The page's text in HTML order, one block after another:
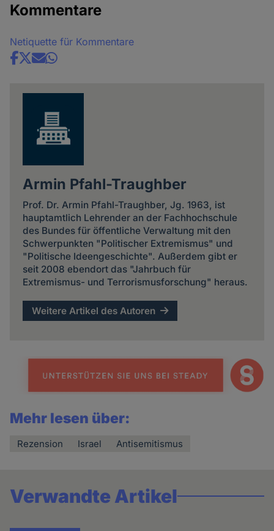
Kommentare
Netiquette für Kommentare
Share
Armin Pfahl-Traughber
Prof. Dr. Armin Pfahl-Traughber, Jg. 1963, ist
hauptamtlich Lehrender an der Fachhochschule
des Bundes für öffentliche Verwaltung mit den
Schwerpunkten "Politischer Extremismus" und
"Politische Ideengeschichte". Außerdem gibt er
seit 2008 ebendort das "Jahrbuch für
Extremismus- und Terrorismusforschung" heraus.
Weitere Artikel des Autoren
Mehr lesen über:
Rezension Israel Antisemitismus
Verwandte Artikel